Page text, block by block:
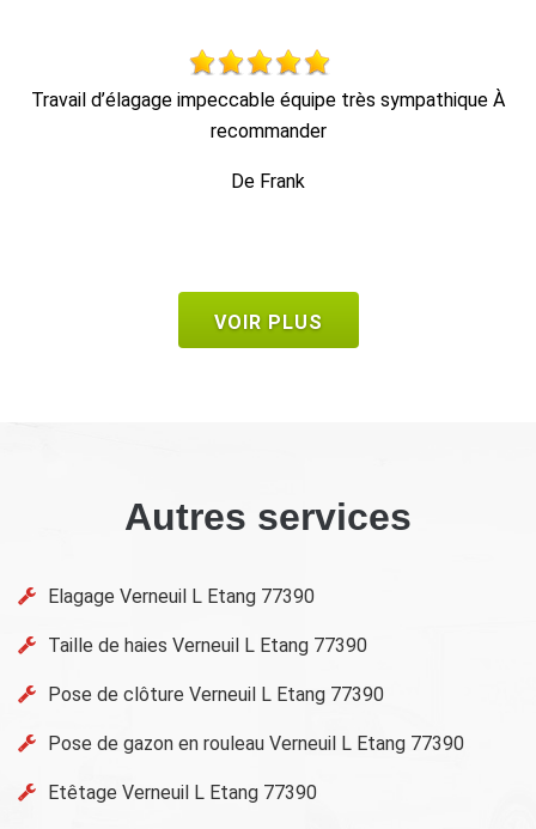
Travail propre et rapide, et enlèvement des déchets.
VOIR PLUS
Autres services
Elagage Verneuil L Etang 77390
Taille de haies Verneuil L Etang 77390
Pose de clôture Verneuil L Etang 77390
Pose de gazon en rouleau Verneuil L Etang 77390
Etêtage Verneuil L Etang 77390